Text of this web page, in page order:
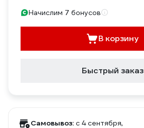
Начислим 7 бонусов
В корзину
Быстрый заказ
Самовывоз: c 4 сентября,